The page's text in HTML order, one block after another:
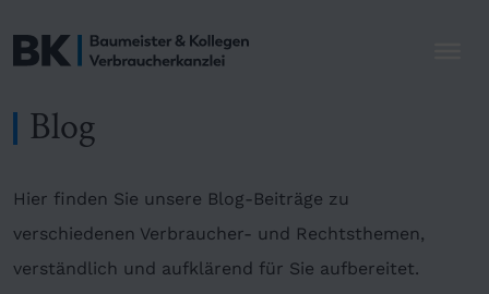
Blog
Hier finden Sie unsere Blog-Beiträge zu
verschiedenen Verbraucher- und Rechtsthemen,
verständlich und aufklärend für Sie aufbereitet.